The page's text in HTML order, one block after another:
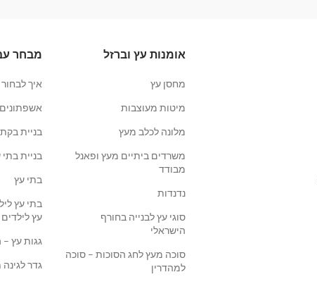
אומנות עץ וברזל
מחסן עץ
מיטות מעוצבות
מלונה לכלב מעץ
משרדים ביתיים מעץ ופאנל
מבודד
נדנדות
סוגי עץ לבנייה בחורף
הישראלי
סוכה מעץ לחג הסוכות – סוכה
למהדרין
מבחר
איך
אשפתונים
בניית
בניית בתי
בתי עץ
בתי עץ
עץ
גגות עץ
גדר